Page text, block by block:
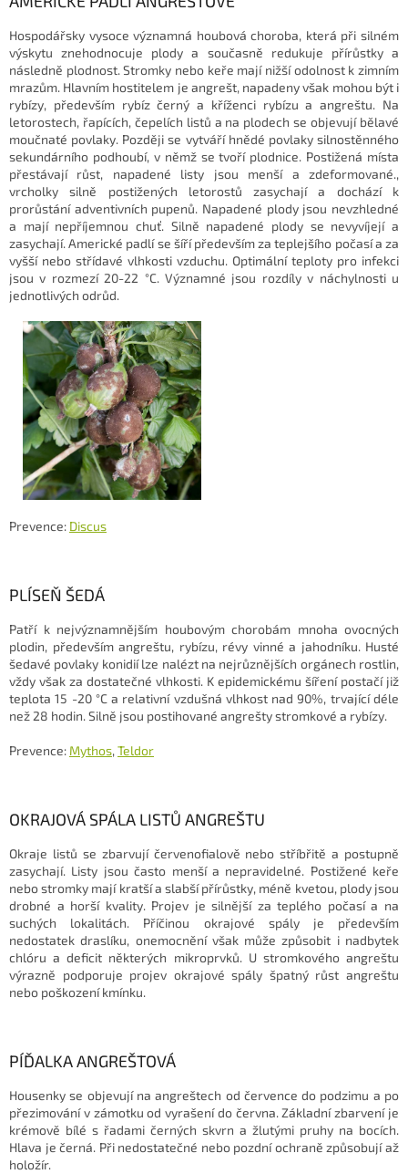
Hospodářsky vysoce významná houbová choroba, která při silném
výskytu znehodnocuje plody a současně redukuje přírůstky a
následně plodnost. Stromky nebo keře mají nižší odolnost k zimním
mrazům. Hlavním hostitelem je angrešt, napadeny však mohou být i
rybízy, především rybíz černý a kříženci rybízu a angreštu. Na
letorostech, řapících, čepelích listů a na plodech se objevují bělavé
moučnaté povlaky. Později se vytváří hnědé povlaky silnostěnného
sekundárního podhoubí, v němž se tvoří plodnice. Postižená místa
přestávají růst, napadené listy jsou menší a zdeformované.,
vrcholky silně postižených letorostů zasychají a dochází k
prorůstání adventivních pupenů. Napadené plody jsou nevzhledné
a mají nepříjemnou chuť. Silně napadené plody se nevyvíjejí a
zasychají. Americké padlí se šíří především za teplejšího počasí a za
vyšší nebo střídavé vlhkosti vzduchu. Optimální teploty pro infekci
jsou v rozmezí 20-22 °C. Významné jsou rozdíly v náchylnosti u
jednotlivých odrůd.
Prevence: Discus
PLÍSEŇ ŠEDÁ
Patří k nejvýznamnějším houbovým chorobám mnoha ovocných
plodin, především angreštu, rybízu, révy vinné a jahodníku. Husté
šedavé povlaky konidií lze nalézt na nejrůznějších orgánech rostlin,
vždy však za dostatečné vlhkosti. K epidemickému šíření postačí již
teplota 15 -20 °C a relativní vzdušná vlhkost nad 90%, trvající déle
než 28 hodin. Silně jsou postihované angrešty stromkové a rybízy.
Prevence: Mythos, Teldor
OKRAJOVÁ SPÁLA LISTŮ ANGREŠTU
Okraje listů se zbarvují červenofialově nebo stříbřitě a postupně
zasychají. Listy jsou často menší a nepravidelné. Postižené keře
nebo stromky mají kratší a slabší přírůstky, méně kvetou, plody jsou
drobné a horší kvality. Projev je silnější za teplého počasí a na
suchých lokalitách. Příčinou okrajové spály je především
nedostatek draslíku, onemocnění však může způsobit i nadbytek
chlóru a deficit některých mikroprvků. U stromkového angreštu
výrazně podporuje projev okrajové spály špatný růst angreštu
nebo poškození kmínku.
PÍĎALKA ANGREŠTOVÁ
Housenky se objevují na angreštech od července do podzimu a po
přezimování v zámotku od vyrašení do června. Základní zbarvení je
krémově bílé s řadami černých skvrn a žlutými pruhy na bocích.
Hlava je černá. Při nedostatečné nebo pozdní ochraně způsobují až
holožír.